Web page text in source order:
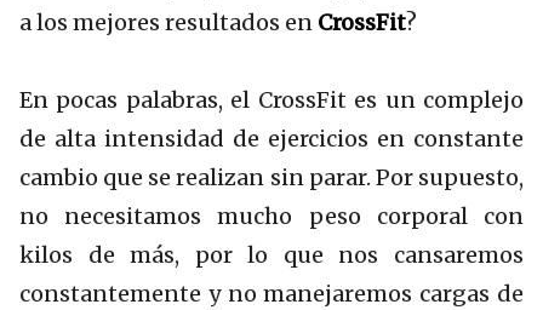
a los mejores resultados en CrossFit?
En pocas palabras, el CrossFit es un complejo
de alta intensidad de ejercicios en constante
cambio que se realizan sin parar. Por supuesto,
no necesitamos mucho peso corporal con
kilos de más, por lo que nos cansaremos
constantemente y no manejaremos cargas de